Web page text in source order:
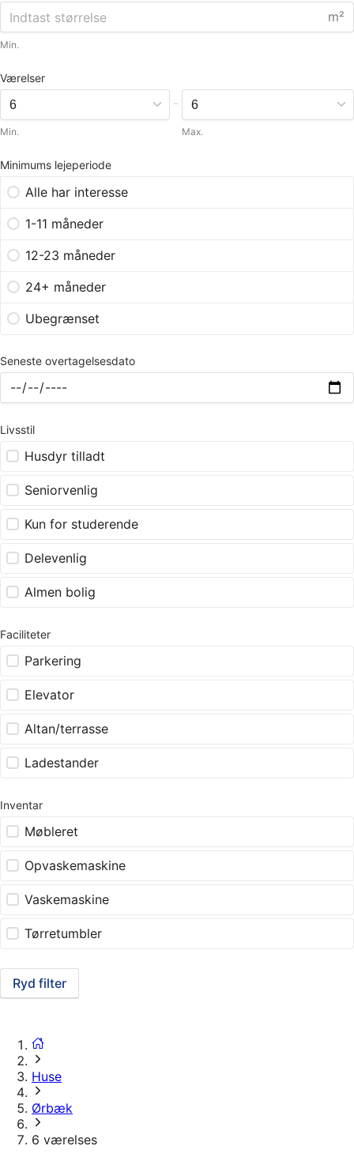
m²
Min.
Værelser
Min.
-
Max.
Minimums lejeperiode
Alle har interesse
1-11 måneder
12-23 måneder
24+ måneder
Ubegrænset
Seneste overtagelsesdato
Livsstil
Husdyr tilladt
Seniorvenlig
Kun for studerende
Delevenlig
Almen bolig
Faciliteter
Parkering
Elevator
Altan/terrasse
Ladestander
Inventar
Møbleret
Opvaskemaskine
Vaskemaskine
Tørretumbler
Ryd filter
Huse
Ørbæk
6 værelses